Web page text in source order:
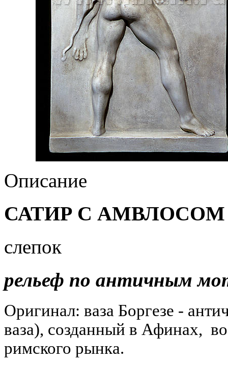
Описание
САТИР С АМВЛОСОМ
слепок
рельеф по античным
Оригинал: ваза Боргезе -
ваза), созданный в Афинах,
римского рынка.